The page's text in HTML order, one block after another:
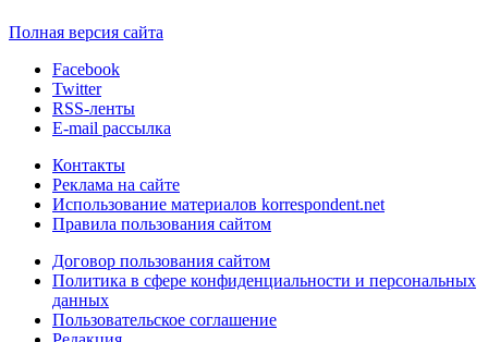
Полная версия сайта
Facebook
Twitter
RSS-ленты
E-mail рассылка
Контакты
Реклама на сайте
Использование материалов korrespondent.net
Правила пользования сайтом
Договор пользования сайтом
Политика в сфере конфиденциальности и персональных
данных
Пользовательское соглашение